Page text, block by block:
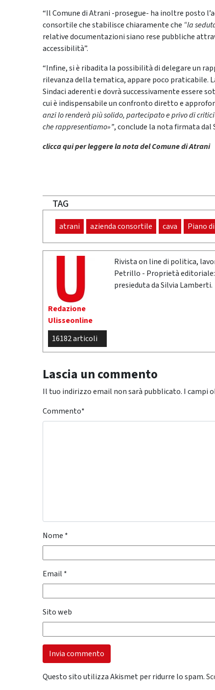
“Il Comune di Atrani -prosegue- ha inoltre posto
consortile che stabilisce chiaramente che “la
relative documentazioni siano rese pubbliche
accessibilità”.
“Infine, si è ribadita la possibilità di delegare un
rilevanza della tematica, appare poco praticabile.
Sindaci aderenti e dovrà successivamente essere
cui è indispensabile un confronto diretto e
anzi lo renderà più solido, partecipato e privo di
che rappresentiamo»”, conclude la nota firmata dal
clicca qui per leggere la nota del Comune di Atrani
TAG
atrani azienda consortile cava Piano
Redazione
Ulisseonline
16182 articoli
Rivista on line di politica,
Petrillo - Proprietà editoriale:
presieduta da Silvia Lamberti.
Lascia un commento
Il tuo indirizzo email non sarà pubblicato. I campi
Commento*
Nome *
Email *
Sito web
Questo sito utilizza Akismet per ridurre lo spam.